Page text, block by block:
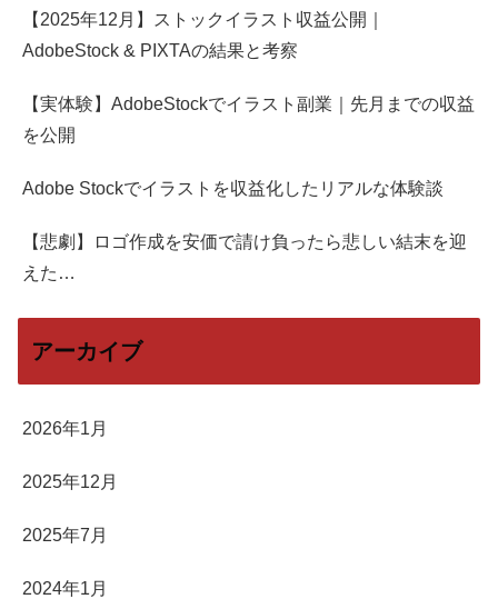
【2025年12月】ストックイラスト収益公開｜
AdobeStock & PIXTAの結果と考察
【実体験】AdobeStockでイラスト副業｜先月までの収益
を公開
Adobe Stockでイラストを収益化したリアルな体験談
【悲劇】ロゴ作成を安価で請け負ったら悲しい結末を迎
えた…
アーカイブ
2026年1月
2025年12月
2025年7月
2024年1月